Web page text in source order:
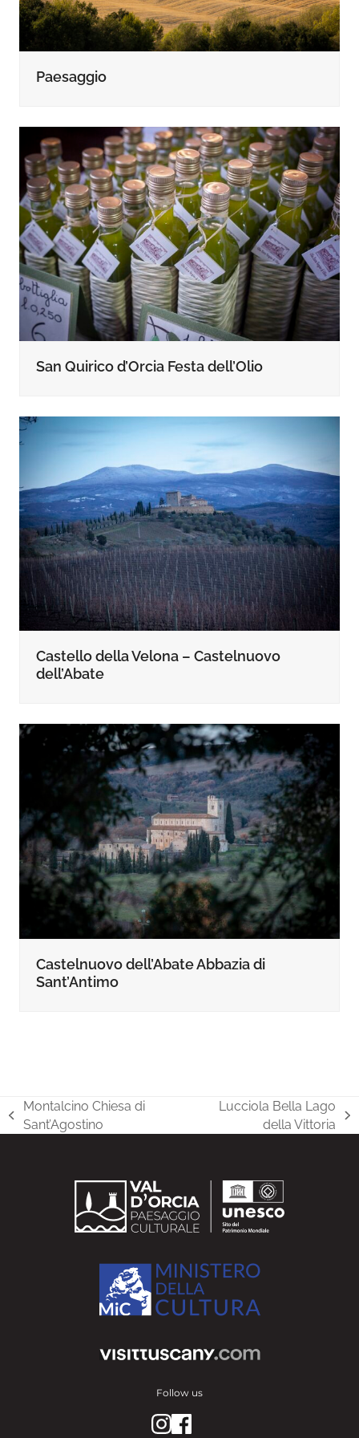
Paesaggio
San Quirico d’Orcia Festa dell’Olio
Castello della Velona – Castelnuovo
dell’Abate
Castelnuovo dell’Abate Abbazia di
Sant’Antimo
previous
Montalcino Chiesa di
Sant’Agostino
Lucciola Bella Lago
della Vittoria
Follow us